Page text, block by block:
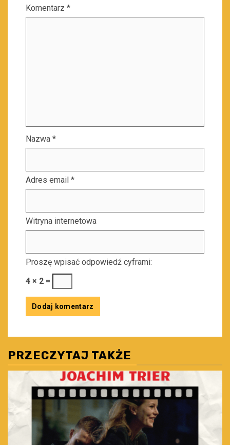
Komentarz *
Nazwa *
Adres email *
Witryna internetowa
Proszę wpisać odpowiedź cyframi:
4 × 2 =
PRZECZYTAJ TAKŻE